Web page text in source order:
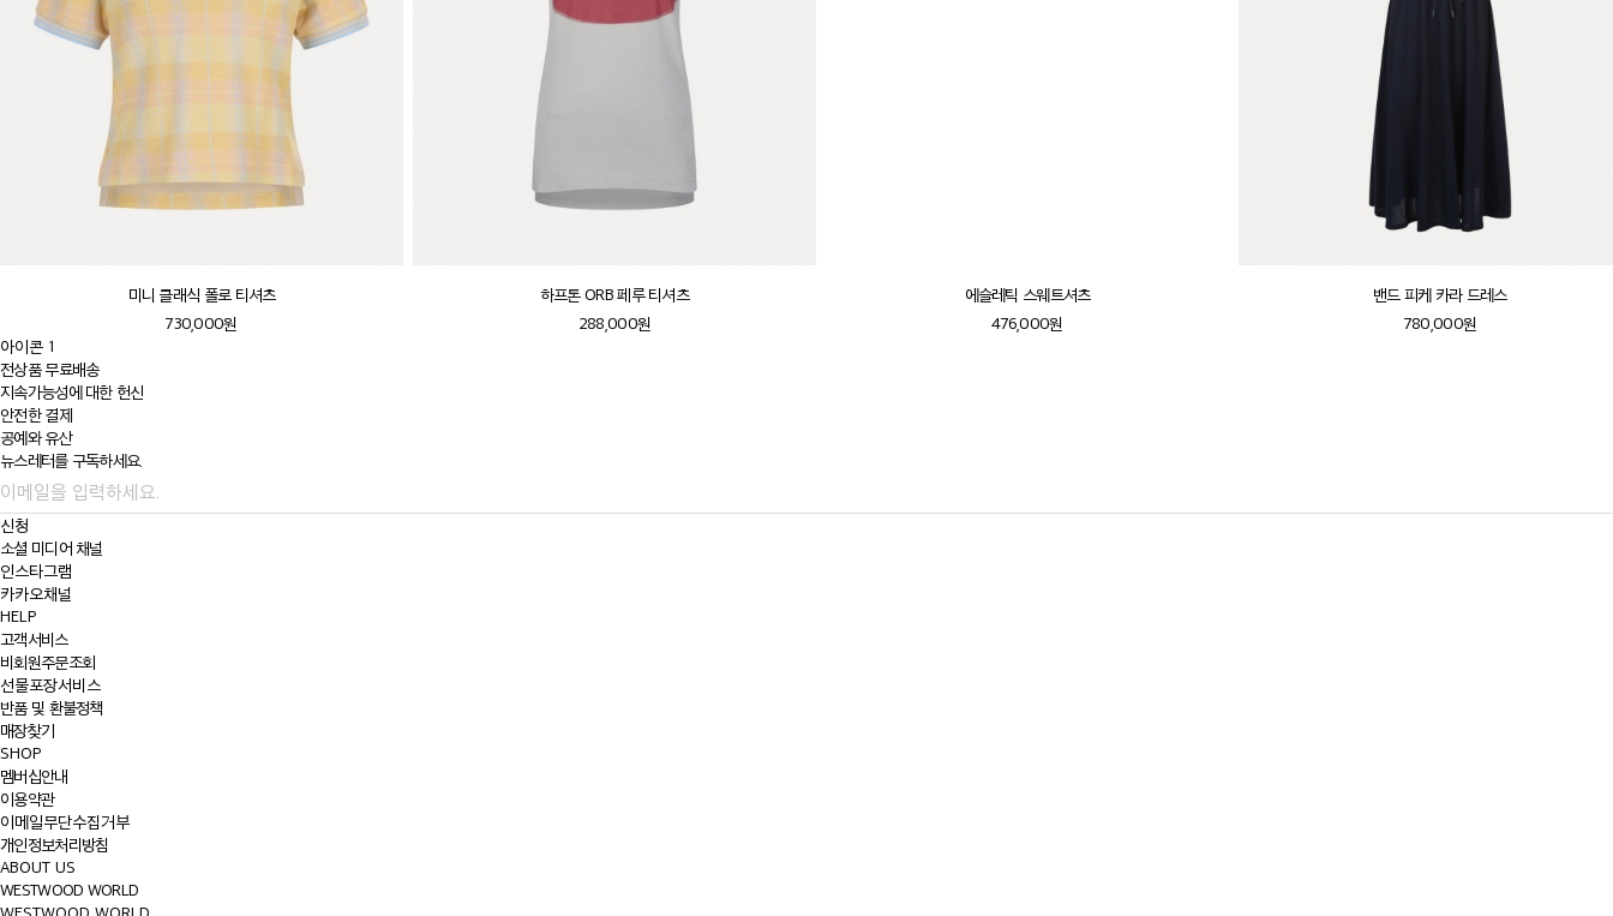
미니 클래식 폴로 티셔츠
730,000원
하프톤 ORB 페루 티셔츠
288,000원
에슬레틱 스웨트셔츠
476,000원
밴드 피케 카라 드레스
780,000원
아이콘 1
전상품 무료배송
지속가능성에 대한 헌신
안전한 결제
공예와 유산
뉴스레터를 구독하세요.
신청
소셜 미디어 채널
인스타그램
카카오채널
HELP
고객서비스
비회원주문조회
선물포장서비스
반품 및 환불정책
매장찾기
SHOP
멤버십안내
이용약관
이메일무단수집거부
개인정보처리방침
ABOUT US
WESTWOOD WORLD